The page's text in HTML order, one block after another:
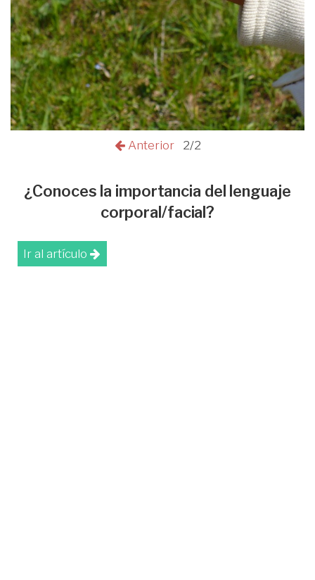
Anterior 2/2
¿Conoces la importancia del lenguaje
corporal/facial?
Ir al artículo